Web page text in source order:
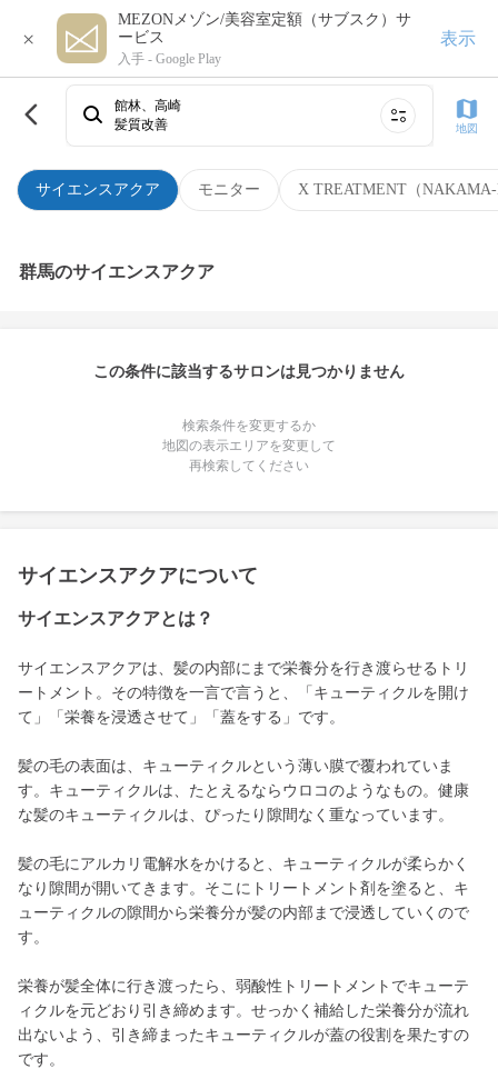
×
MEZONメゾン/美容室定額（サブスク）サ
ービス
入手 - Google Play
表示
サイエンスアクア モニター X TREATMENT（
館林、高崎
髪質改善
地図
群馬のサイエンスアクア
この条件に該当するサロンは見つかりません
検索条件を変更するか
地図の表示エリアを変更して
再検索してください
サイエンスアクアについて
サイエンスアクアとは？
サイエンスアクアは、髪の内部にまで栄養分を行き渡らせるトリ
ートメント。その特徴を一言で言うと、「キューティクルを開け
て」「栄養を浸透させて」「蓋をする」です。
髪の毛の表面は、キューティクルという薄い膜で覆われていま
す。キューティクルは、たとえるならウロコのようなもの。健康
な髪のキューティクルは、ぴったり隙間なく重なっています。
髪の毛にアルカリ電解水をかけると、キューティクルが柔らかく
なり隙間が開いてきます。そこにトリートメント剤を塗ると、キ
ューティクルの隙間から栄養分が髪の内部まで浸透していくので
す。
栄養が髪全体に行き渡ったら、弱酸性トリートメントでキューテ
ィクルを元どおり引き締めます。せっかく補給した栄養分が流れ
出ないよう、引き締まったキューティクルが蓋の役割を果たすの
です。